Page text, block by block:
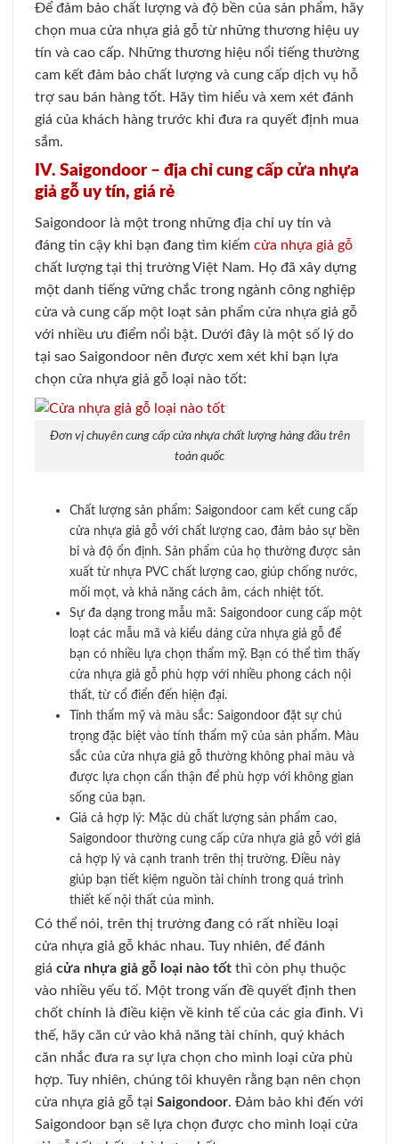
Để đảm bảo chất lượng và độ bền của sản phẩm, hãy
chọn mua cửa nhựa giả gỗ từ những thương hiệu uy
tín và cao cấp. Những thương hiệu nổi tiếng thường
cam kết đảm bảo chất lượng và cung cấp dịch vụ hỗ
trợ sau bán hàng tốt. Hãy tìm hiểu và xem xét đánh
giá của khách hàng trước khi đưa ra quyết định mua
sắm.
IV. Saigondoor – địa chỉ cung cấp cửa nhựa
giả gỗ uy tín, giá rẻ
Saigondoor là một trong những địa chỉ uy tín và
đáng tin cậy khi bạn đang tìm kiếm cửa nhựa giả gỗ
chất lượng tại thị trường Việt Nam. Họ đã xây dựng
một danh tiếng vững chắc trong ngành công nghiệp
cửa và cung cấp một loạt sản phẩm cửa nhựa giả gỗ
với nhiều ưu điểm nổi bật. Dưới đây là một số lý do
tại sao Saigondoor nên được xem xét khi bạn lựa
chọn cửa nhựa giả gỗ loại nào tốt:
Đơn vị chuyên cung cấp cửa nhựa chất lượng hàng đầu trên
toàn quốc
Chất lượng sản phẩm: Saigondoor cam kết cung cấp
cửa nhựa giả gỗ với chất lượng cao, đảm bảo sự bền
bỉ và độ ổn định. Sản phẩm của họ thường được sản
xuất từ nhựa PVC chất lượng cao, giúp chống nước,
mối mọt, và khả năng cách âm, cách nhiệt tốt.
Sự đa dạng trong mẫu mã: Saigondoor cung cấp một
loạt các mẫu mã và kiểu dáng cửa nhựa giả gỗ để
bạn có nhiều lựa chọn thẩm mỹ. Bạn có thể tìm thấy
cửa nhựa giả gỗ phù hợp với nhiều phong cách nội
thất, từ cổ điển đến hiện đại.
Tính thẩm mỹ và màu sắc: Saigondoor đặt sự chú
trọng đặc biệt vào tính thẩm mỹ của sản phẩm. Màu
sắc của cửa nhựa giả gỗ thường không phai màu và
được lựa chọn cẩn thận để phù hợp với không gian
sống của bạn.
Giá cả hợp lý: Mặc dù chất lượng sản phẩm cao,
Saigondoor thường cung cấp cửa nhựa giả gỗ với giá
cả hợp lý và cạnh tranh trên thị trường. Điều này
giúp bạn tiết kiệm nguồn tài chính trong quá trình
thiết kế nội thất của mình.
Có thể nói, trên thị trường đang có rất nhiều loại
cửa nhựa giả gỗ khác nhau. Tuy nhiên, để đánh
giá cửa nhựa giả gỗ loại nào tốt thì còn phụ thuộc
vào nhiều yếu tố. Một trong vấn đề quyết định then
chốt chính là điều kiện về kinh tế của các gia đình. Vì
thế, hãy căn cứ vào khả năng tài chính, quý khách
căn nhắc đưa ra sự lựa chọn cho mình loại cửa phù
hợp. Tuy nhiên, chúng tôi khuyên rằng bạn nên chọn
cửa nhựa giả gỗ tại Saigondoor. Đảm bảo khi đến với
Saigondoor bạn sẽ lựa chọn được cho mình loại cửa